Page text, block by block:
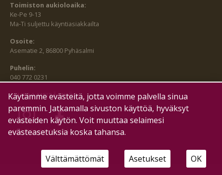
Toimiston aukioloaika:
Ke-Pe 9-13
Ma-Ti suljettu käyntiasiakkailta
Osoite:
Asematie 2, 86800 Pyhäsalmi
Puhelin:
040 772 0231
SEURAA MEITÄ MYÖS:
HALLITSE EVÄSTEITÄ
Käytämme evästeitä, jotta voimme palvella sinua
paremmin. Jatkamalla sivuston käyttöä, hyväksyt
evästeiden käytön. Voit muuttaa selaimesi
evästeasetuksia koska tahansa.
Välttämättömät Asetukset OK